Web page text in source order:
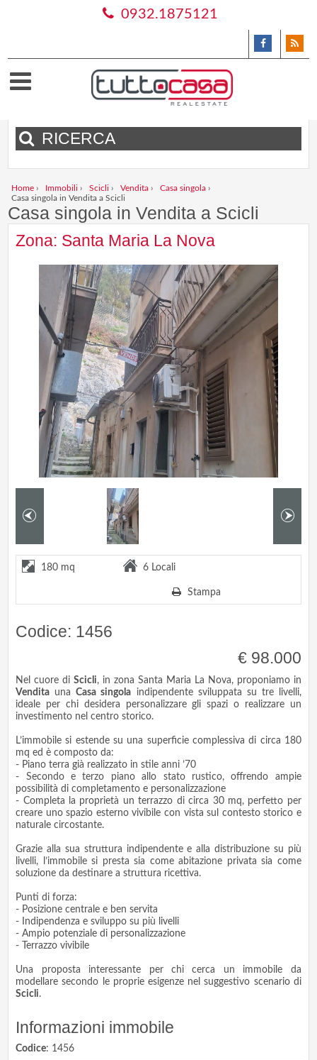
0932.1875121
RICERCA
Home › Immobili › Scicli › Vendita › Casa singola ›
Casa singola in Vendita a Scicli
Casa singola in Vendita a Scicli
Zona: Santa Maria La Nova
180 mq 6 Locali
Stampa
Codice: 1456
€ 98.000
Nel cuore diScicli, in zona Santa Maria La Nova, proponiamo in
Vendita unaCasa singola indipendente sviluppata su tre livelli,
ideale per chi desidera personalizzare gli spazi o realizzare un
investimento nel centro storico.
L’immobile si estende su una superficie complessiva di circa 180
mq ed è composto da:
- Piano terra già realizzato in stile anni ’70
- Secondo e terzo piano allo stato rustico, offrendo ampie
possibilità di completamento e personalizzazione
- Completa la proprietà un terrazzo di circa 30 mq, perfetto per
creare uno spazio esterno vivibile con vista sul contesto storico e
naturale circostante.
Grazie alla sua struttura indipendente e alla distribuzione su più
livelli, l’immobile si presta sia come abitazione privata sia come
soluzione da destinare a struttura ricettiva.
Punti di forza:
- Posizione centrale e ben servita
- Indipendenza e sviluppo su più livelli
- Ampio potenziale di personalizzazione
- Terrazzo vivibile
Una proposta interessante per chi cerca un immobile da
modellare secondo le proprie esigenze nel suggestivo scenario di
Scicli.
Informazioni immobile
Codice: 1456